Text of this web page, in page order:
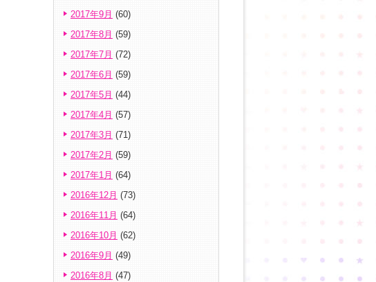
2017年9月 (60)
2017年8月 (59)
2017年7月 (72)
2017年6月 (59)
2017年5月 (44)
2017年4月 (57)
2017年3月 (71)
2017年2月 (59)
2017年1月 (64)
2016年12月 (73)
2016年11月 (64)
2016年10月 (62)
2016年9月 (49)
2016年8月 (47)